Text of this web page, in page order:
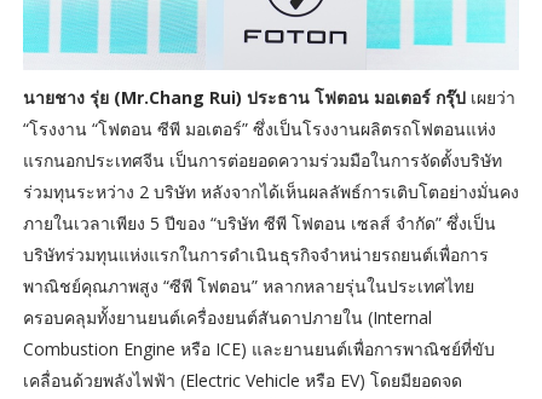
นายชาง รุ่ย (Mr.Chang Rui) ประธาน โฟตอน มอเตอร์ กรุ๊ปเผยว่า
“โรงงาน “โฟตอน ซีพี มอเตอร์” ซึ่งเป็นโรงงานผลิตรถโฟตอนแห่ง
แรกนอกประเทศจีน เป็นการต่อยอดความร่วมมือในการจัดตั้งบริษัท
ร่วมทุนระหว่าง 2 บริษัท หลังจากได้เห็นผลลัพธ์การเติบโตอย่างมั่นคง
ภายในเวลาเพียง 5 ปีของ “บริษัท ซีพี โฟตอน เซลส์ จำกัด” ซึ่งเป็น
บริษัทร่วมทุนแห่งแรกในการดำเนินธุรกิจจำหน่ายรถยนต์เพื่อการ
พาณิชย์คุณภาพสูง “ซีพี โฟตอน” หลากหลายรุ่นในประเทศไทย
ครอบคลุมทั้งยานยนต์เครื่องยนต์สันดาปภายใน (Internal
Combustion Engine หรือ ICE) และยานยนต์เพื่อการพาณิชย์ที่ขับ
เคลื่อนด้วยพลังไฟฟ้า (Electric Vehicle หรือ EV) โดยมียอดจด